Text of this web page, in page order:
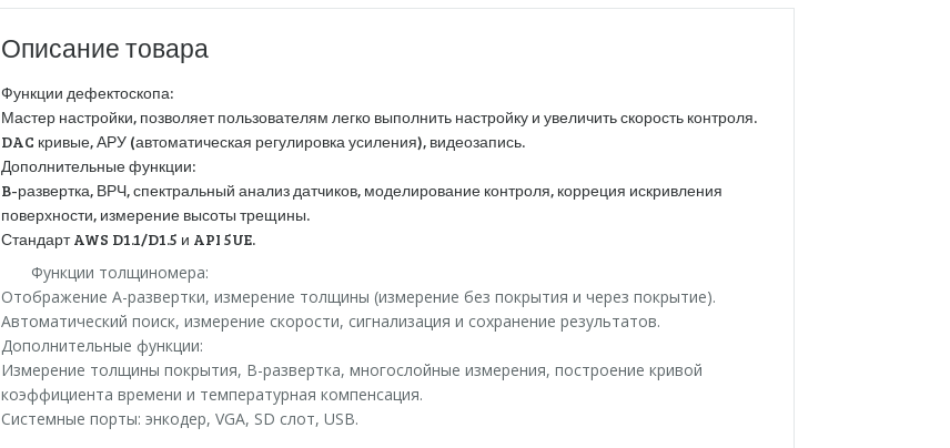
Описание товара
Функции дефектоскопа:
Мастер настройки, позволяет пользователям легко выполнить настройку и увеличить скорость контроля.
DAC кривые, АРУ (автоматическая регулировка усиления), видеозапись.
Дополнительные функции:
B-развертка, ВРЧ, спектральный анализ датчиков, моделирование контроля, корреция искривления
поверхности, измерение высоты трещины.
Стандарт AWS D1.1/D1.5 и API 5UE.
Функции толщиномера:
Отображение A-развертки, измерение толщины (измерение без покрытия и через покрытие).
Автоматический поиск, измерение скорости, сигнализация и сохранение результатов.
Дополнительные функции:
Измерение толщины покрытия, B-развертка, многослойные измерения, построение кривой
коэффициента времени и температурная компенсация.
Системные порты: энкодер, VGA, SD слот, USB.